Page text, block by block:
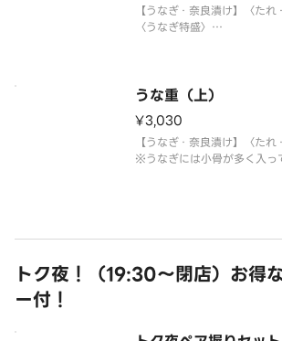
【うなぎ・奈良漬け】〈たれ
〈うなぎ特盛〉
うな重（上）
¥3,030
【うなぎ・奈良漬け】〈たれ
※うなぎには小骨が多く入っ
トク夜！（19:30～閉店）お得
ー付！